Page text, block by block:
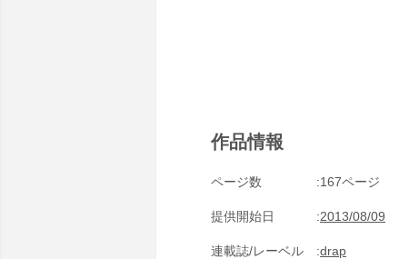
作品情報
ページ数 167ページ
提供開始日 2013/08/09
連載誌/レーベル drap